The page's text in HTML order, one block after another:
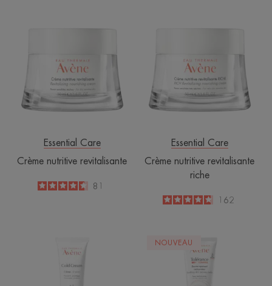
nutritive
Essential Care
Crème nutritive revitalisante
4.6
/
5
81
riche
Essential Care
Crème nutritive revitalisante
riche
4.7
/5162
Baume
apaisant
restaurateur
NOUVEAU